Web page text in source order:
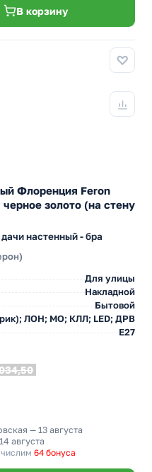
В корзину
Флоренция Feron
золото (на стену
настенный - бра
Для улицы
Накладной
Бытовой
ЛОН; МО; КЛЛ; LED; ДРВ
E27
— 13 августа
августа
64 бонуса